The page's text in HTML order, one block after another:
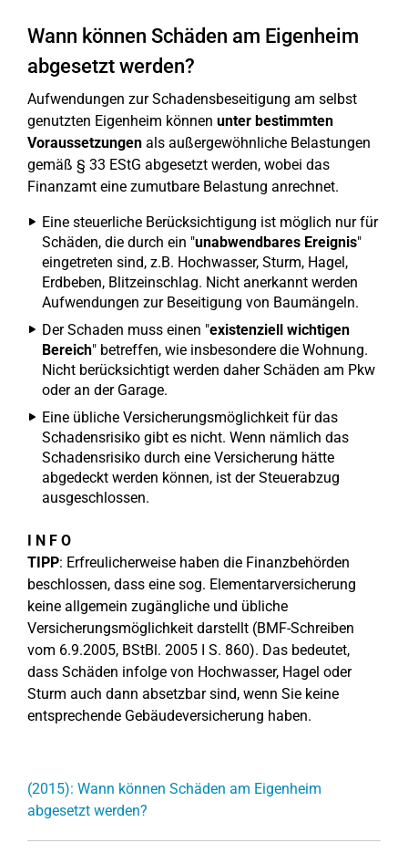
Wann können Schäden am Eigenheim
abgesetzt werden?
Aufwendungen zur Schadensbeseitigung am selbst
genutzten Eigenheim können unter bestimmten
Voraussetzungen als außergewöhnliche Belastungen
gemäß § 33 EStG abgesetzt werden, wobei das
Finanzamt eine zumutbare Belastung anrechnet.
Eine steuerliche Berücksichtigung ist möglich nur für
Schäden, die durch ein "unabwendbares Ereignis"
eingetreten sind, z.B. Hochwasser, Sturm, Hagel,
Erdbeben, Blitzeinschlag. Nicht anerkannt werden
Aufwendungen zur Beseitigung von Baumängeln.
Der Schaden muss einen "existenziell wichtigen
Bereich" betreffen, wie insbesondere die Wohnung.
Nicht berücksichtigt werden daher Schäden am Pkw
oder an der Garage.
Eine übliche Versicherungsmöglichkeit für das
Schadensrisiko gibt es nicht. Wenn nämlich das
Schadensrisiko durch eine Versicherung hätte
abgedeckt werden können, ist der Steuerabzug
ausgeschlossen.
I N F O
TIPP: Erfreulicherweise haben die Finanzbehörden
beschlossen, dass eine sog. Elementarversicherung
keine allgemein zugängliche und übliche
Versicherungsmöglichkeit darstellt (BMF-Schreiben
vom 6.9.2005, BStBl. 2005 I S. 860). Das bedeutet,
dass Schäden infolge von Hochwasser, Hagel oder
Sturm auch dann absetzbar sind, wenn Sie keine
entsprechende Gebäudeversicherung haben.
(2015): Wann können Schäden am Eigenheim
abgesetzt werden?